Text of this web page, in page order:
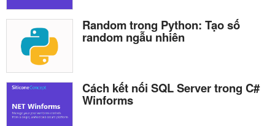
Random trong Python: Tạo số
random ngẫu nhiên
Cách kết nối SQL Server trong C#
Winforms